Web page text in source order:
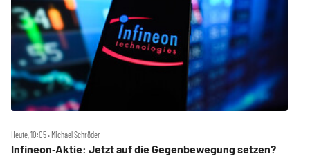
Heute, 10:05 ‧ Michael Schröder
Infineon‑Aktie: Jetzt auf die Gegenbewegung setzen?